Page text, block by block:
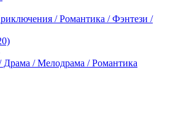
/ Романтика / Фэнтези /
/ Мелодрама / Романтика